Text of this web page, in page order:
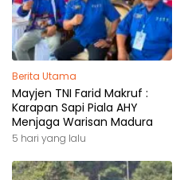
Berita Utama
Mayjen TNI Farid Makruf :
Karapan Sapi Piala AHY
Menjaga Warisan Madura
5 hari yang lalu